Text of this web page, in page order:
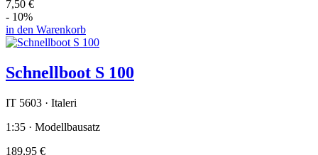
7,50 €
- 10%
in den Warenkorb
Schnellboot S 100
IT 5603 · Italeri
1:35 · Modellbausatz
189,95 €